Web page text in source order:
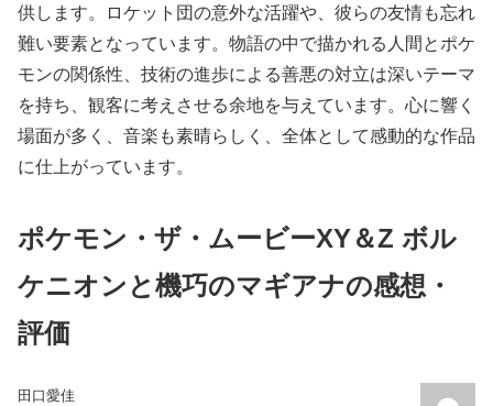
供します。ロケット団の意外な活躍や、彼らの友情も忘れ
難い要素となっています。物語の中で描かれる人間とポケ
モンの関係性、技術の進歩による善悪の対立は深いテーマ
を持ち、観客に考えさせる余地を与えています。心に響く
場面が多く、音楽も素晴らしく、全体として感動的な作品
に仕上がっています。
ポケモン・ザ・ムービーXY＆Z ボル
ケニオンと機巧のマギアナの感想・
評価
田口愛佳